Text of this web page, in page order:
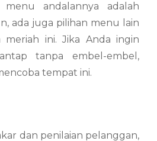
menu andalannya adalah
ada juga pilihan menu lain
ini. Jika Anda ingin
tanpa embel-embel,
tempat ini.
dan penilaian pelanggan,